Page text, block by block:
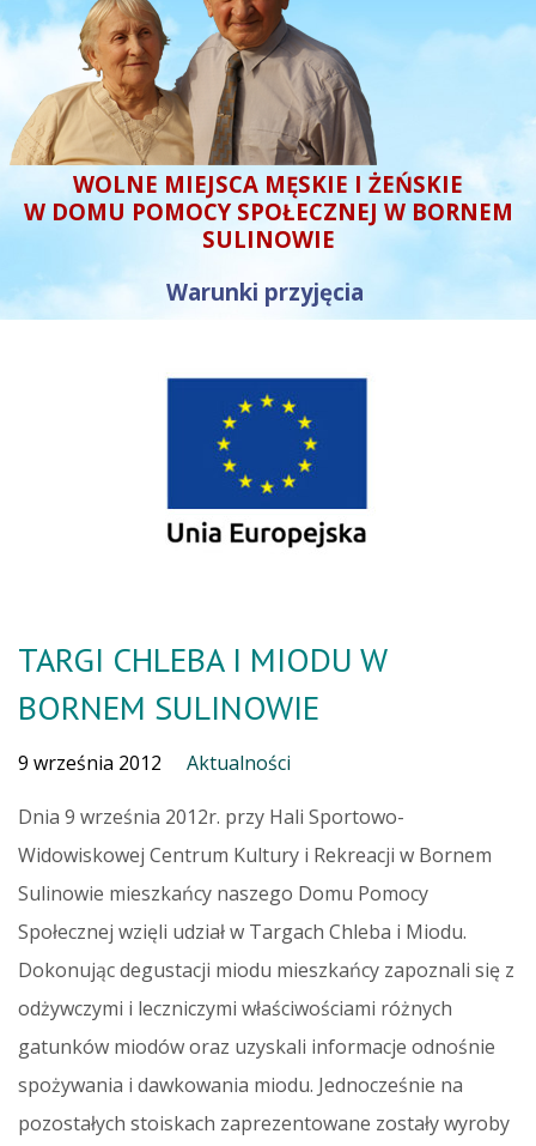
WOLNE MIEJSCA MĘSKIE I ŻEŃSKIE
W DOMU POMOCY SPOŁECZNEJ W BORNEM
SULINOWIE
Warunki przyjęcia
TARGI CHLEBA I MIODU W
BORNEM SULINOWIE
9 września 2012 Aktualności
Dnia 9 września 2012r. przy Hali Sportowo-
Widowiskowej Centrum Kultury i Rekreacji w Bornem
Sulinowie mieszkańcy naszego Domu Pomocy
Społecznej wzięli udział w Targach Chleba i Miodu.
Dokonując degustacji miodu mieszkańcy zapoznali się z
odżywczymi i leczniczymi właściwościami różnych
gatunków miodów oraz uzyskali informacje odnośnie
spożywania i dawkowania miodu. Jednocześnie na
pozostałych stoiskach zaprezentowane zostały wyroby